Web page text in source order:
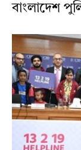
বাংলাদেশ